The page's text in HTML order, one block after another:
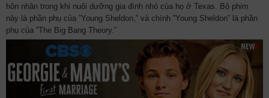
hôn nhân trong khi nuôi dưỡng gia đình nhỏ của họ ở Texas. Bộ phim
này là phần phụ của ‟Young Sheldon,‟ và chính ‟Young Sheldon‟ là phần
phụ của ‟The Big Bang Theory.‟